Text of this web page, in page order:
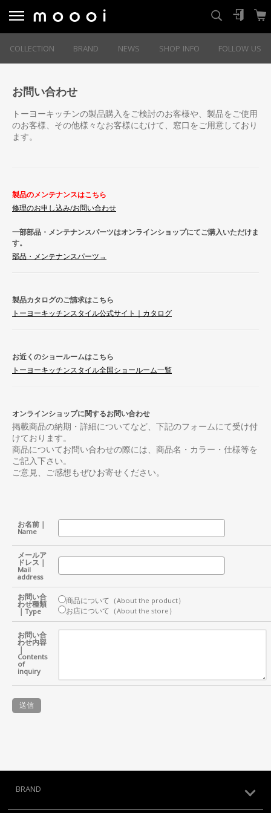
COLLECTION BRAND NEWS SHOP INFO FOLLOW US
お問い合わせ
トーヨーキッチンの製品購入をご検討のお客様や、製品をご使用
のお客様、その他様々なお客様にむけて、窓口をご用意しており
ます。
製品のメンテナンスはこちら
修理のお申し込み/お問い合わせ
一部部品・メンテナンスパーツはオンラインショップにてご購入いただけま
す。
部品・メンテナンスパーツ→
製品カタログのご請求はこちら
トーヨーキッチンスタイル公式サイト｜カタログ
お近くのショールームはこちら
トーヨーキッチンスタイル全国ショールーム一覧
オンラインショップに関するお問い合わせ
掲載商品の納期・詳細についてなど、下記のフォームにて受け付
けております。
商品についてお問い合わせの際には、商品名・カラー・仕様等を
ご記入下さい。
ご意見、ご感想もぜひお寄せください。
お名前｜
Name
メールア
ドレス｜
Mail
address
お問い合
わせ種類
｜Type
商品について（About the product）
お店について（About the store）
お問い合
わせ内容
｜
Contents
of
inquiry
BRAND